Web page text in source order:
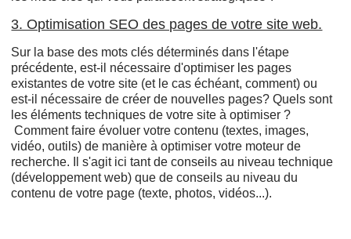
3. Optimisation SEO des pages de votre site web.
Sur la base des mots clés déterminés dans l'étape
précédente, est-il nécessaire d'optimiser les pages
existantes de votre site (et le cas échéant, comment) ou
est-il nécessaire de créer de nouvelles pages? Quels sont
les éléments techniques de votre site à optimiser ?
Comment faire évoluer votre contenu (textes, images,
vidéo, outils) de manière à optimiser votre moteur de
recherche. Il s'agit ici tant de conseils au niveau technique
(développement web) que de conseils au niveau du
contenu de votre page (texte, photos, vidéos...).